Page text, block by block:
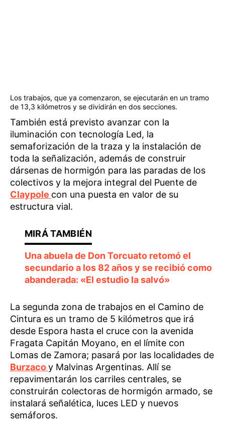
Los trabajos, que ya comenzaron, se ejecutarán en un tramo
de 13,3 kilómetros y se dividirán en dos secciones.
También está previsto avanzar con la
iluminación con tecnología Led, la
semaforización de la traza y la instalación de
toda la señalización, además de construir
dársenas de hormigón para las paradas de los
colectivos y la mejora integral del Puente de
Claypole con una puesta en valor de su
estructura vial.
Una abuela de Don Torcuato retomó el
secundario a los 82 años y se recibió como
abanderada: «El estudio la salvó»
La segunda zona de trabajos en el Camino de
Cintura es un tramo de 5 kilómetros que irá
desde Espora hasta el cruce con la avenida
Fragata Capitán Moyano, en el límite con
Lomas de Zamora; pasará por las localidades de
Burzacoy Malvinas Argentinas. Allí se
repavimentarán los carriles centrales, se
construirán colectoras de hormigón armado, se
instalará señalética, luces LED y nuevos
semáforos.